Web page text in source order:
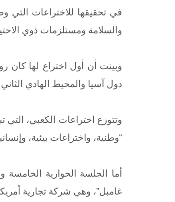
والسلامة ومستلزمات ذوي
وبينت أن أول اختراع لها كان
دول آسيا والمحيط الهادي
وتتوزع اختراعات الكعبي، التي
“وطنية، واختراعات بيئية،
أما الجلسة الحوارية الخامسة
غامبل”، وهي شركة تجارية